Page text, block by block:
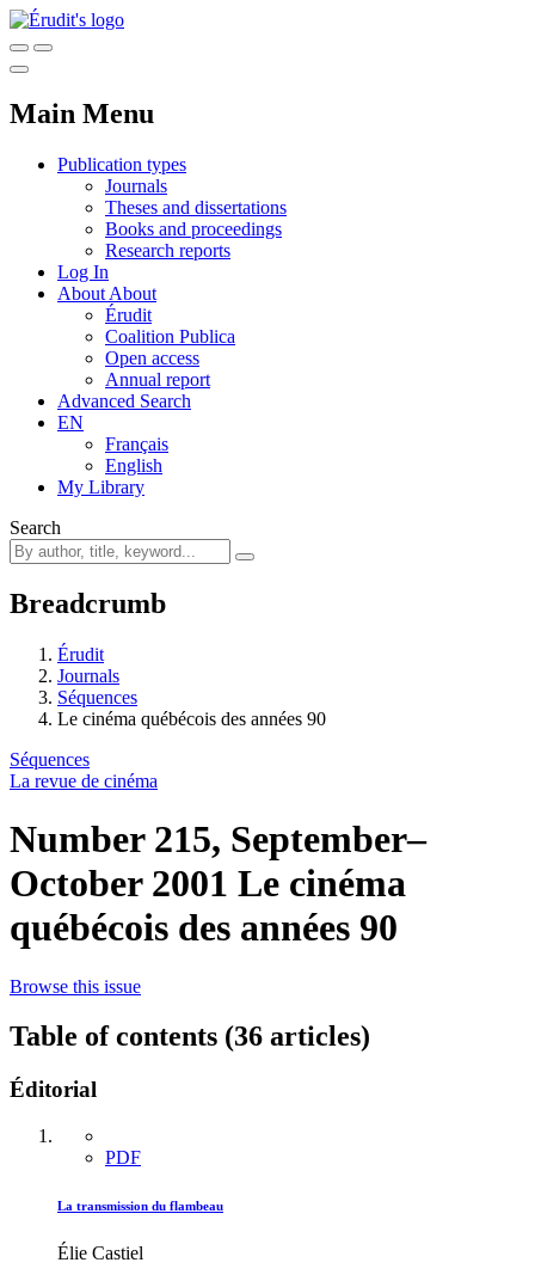
Main Menu
Publication types
Journals
Theses and dissertations
Books and proceedings
Research reports
Log In
About About
Érudit
Coalition Publica
Open access
Annual report
Advanced Search
EN
Français
English
My Library
Search
Breadcrumb
Érudit
Journals
Séquences
Le cinéma québécois des années 90
Séquences
La revue de cinéma
Number 215, September–
October 2001 Le cinéma
québécois des années 90
Browse this issue
Table of contents (36 articles)
Éditorial
PDF
La transmission du flambeau
Élie Castiel